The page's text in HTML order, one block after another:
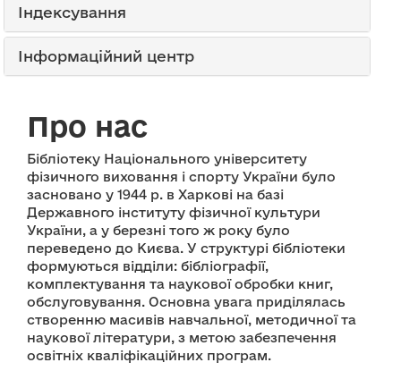
Індексування
Інформаційний центр
Про нас
Бібліотеку Національного університету
фізичного виховання і спорту України було
засновано у 1944 р. в Харкові на базі
Державного інституту фізичної культури
України, а у березні того ж року було
переведено до Києва. У структурі бібліотеки
формуються відділи: бібліографії,
комплектування та наукової обробки книг,
обслуговування. Основна увага приділялась
створенню масивів навчальної, методичної та
наукової літератури, з метою забезпечення
освітніх кваліфікаційних програм.